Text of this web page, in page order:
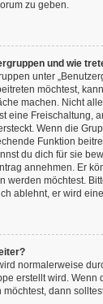
zu geben.
und wie
unter
möchtest,
machen. Nicht
eine Freischaltung,
Wenn die
Funktion
du dich für sie
annehmen. Er
werden möchtest.
ablehnt, er wird
normalerweise
erstellt wird. Wenn
dann